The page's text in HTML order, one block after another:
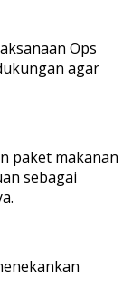
Ops
agar
paket makanan
sebagai